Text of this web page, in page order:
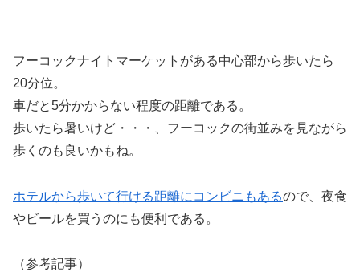
フーコックナイトマーケットがある中心部から歩いたら
20分位。
車だと5分かからない程度の距離である。
歩いたら暑いけど・・・、フーコックの街並みを見ながら
歩くのも良いかもね。
ホテルから歩いて行ける距離にコンビニもあるので、夜食
やビールを買うのにも便利である。
（参考記事）